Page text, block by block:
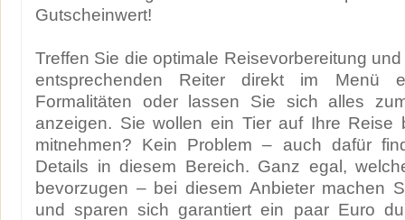
Gutscheinwert!
Treffen Sie die optimale Reisevorbereitung
entsprechenden Reiter direkt im Menü
Formalitäten oder lassen Sie sich alles
anzeigen. Sie wollen ein Tier auf Ihre Reise
mitnehmen? Kein Problem – auch dafür
Details in diesem Bereich. Ganz egal,
bevorzugen – bei diesem Anbieter machen
und sparen sich garantiert ein paar Euro